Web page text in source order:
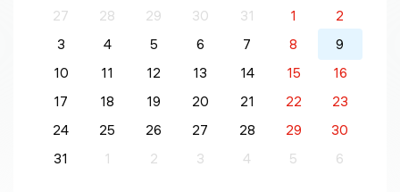
27
28 29 30 31 1
2
3
4 5 6 7 8
9
10
11 12 13 14 15
16
17
18 19 20 21 22
23
24
25 26 27 28 29
30
31
1 2 3 4 5 6